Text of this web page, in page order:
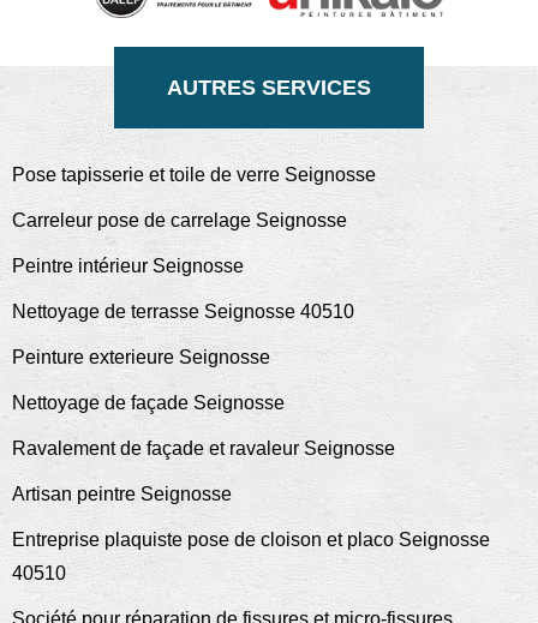
AUTRES SERVICES
Pose tapisserie et toile de verre Seignosse
Carreleur pose de carrelage Seignosse
Peintre intérieur Seignosse
Nettoyage de terrasse Seignosse 40510
Peinture exterieure Seignosse
Nettoyage de façade Seignosse
Ravalement de façade et ravaleur Seignosse
Artisan peintre Seignosse
Entreprise plaquiste pose de cloison et placo Seignosse
40510